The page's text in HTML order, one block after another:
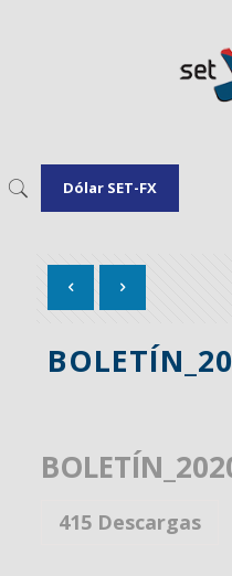
Dólar SET-FX
415Descargas